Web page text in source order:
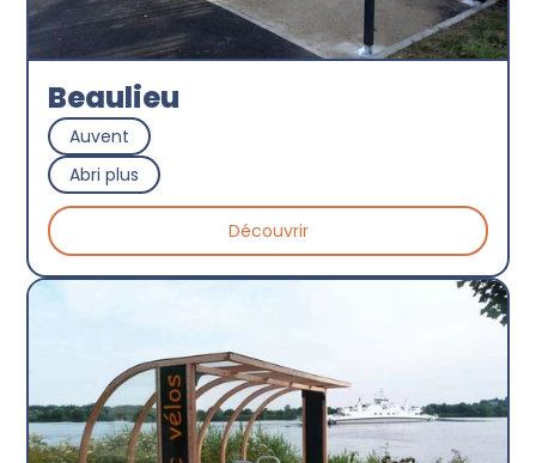
Beaulieu
Auvent
Abri plus
Découvrir